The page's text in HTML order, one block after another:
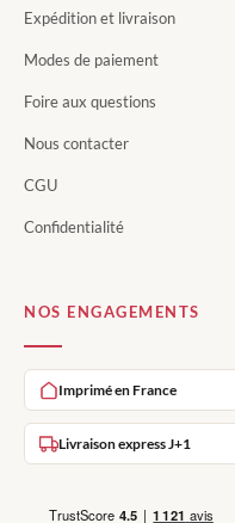
Expédition et livraison
Modes de paiement
Foire aux questions
Nous contacter
CGU
Confidentialité
NOS ENGAGEMENTS
Imprimé en France
Livraison express J+1